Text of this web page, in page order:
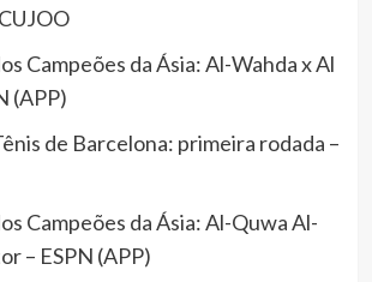
Campeões da Ásia: Al-Wahda x Al
(APP)
de Barcelona: primeira rodada –
Campeões da Ásia: Al-Quwa Al-
– ESPN (APP)